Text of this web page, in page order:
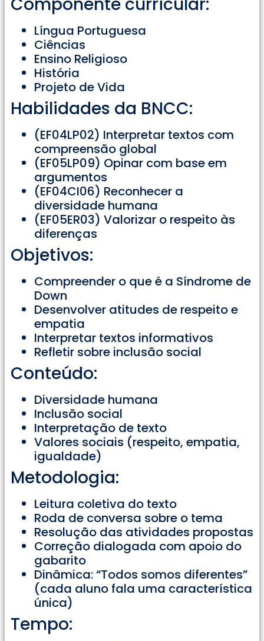
Língua Portuguesa
Ciências
Ensino Religioso
História
Projeto de Vida
Habilidades da BNCC:
(EF04LP02) Interpretar textos com
compreensão global
(EF05LP09) Opinar com base em
argumentos
(EF04CI06) Reconhecer a
diversidade humana
(EF05ER03) Valorizar o respeito às
diferenças
Objetivos:
Compreender o que é a Síndrome de
Down
Desenvolver atitudes de respeito e
empatia
Interpretar textos informativos
Refletir sobre inclusão social
Conteúdo:
Diversidade humana
Inclusão social
Interpretação de texto
Valores sociais (respeito, empatia,
igualdade)
Metodologia:
Leitura coletiva do texto
Roda de conversa sobre o tema
Resolução das atividades propostas
Correção dialogada com apoio do
gabarito
Dinâmica: “Todos somos diferentes”
(cada aluno fala uma característica
única)
Tempo: